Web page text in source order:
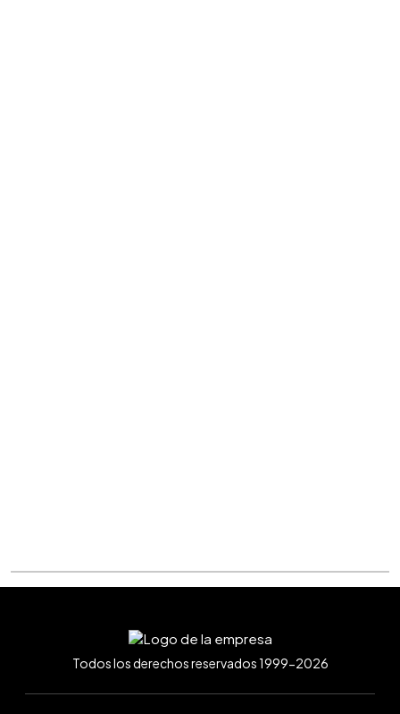
Todos los derechos reservados 1999-2026